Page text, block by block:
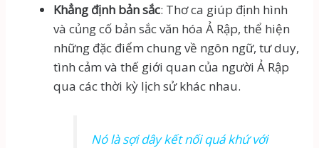
Khẳng định bản sắc: Thơ ca giúp định hình
và củng cố bản sắc văn hóa Ả Rập, thể hiện
những đặc điểm chung về ngôn ngữ, tư duy,
tình cảm và thế giới quan của người Ả Rập
qua các thời kỳ lịch sử khác nhau.
Nó là sợi dây kết nối quá khứ với